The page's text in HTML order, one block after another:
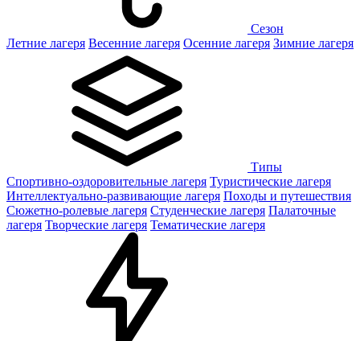
Сезон
Летние лагеря Весенние лагеря Осенние лагеря Зимние лагеря
Типы
Спортивно-оздоровительные лагеря Туристические лагеря
Интеллектуально-развивающие лагеря Походы и путешествия
Сюжетно-ролевые лагеря Студенческие лагеря Палаточные
лагеря Творческие лагеря Тематические лагеря